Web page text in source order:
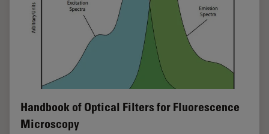
Handbook of Optical Filters for Fluorescence
Microscopy